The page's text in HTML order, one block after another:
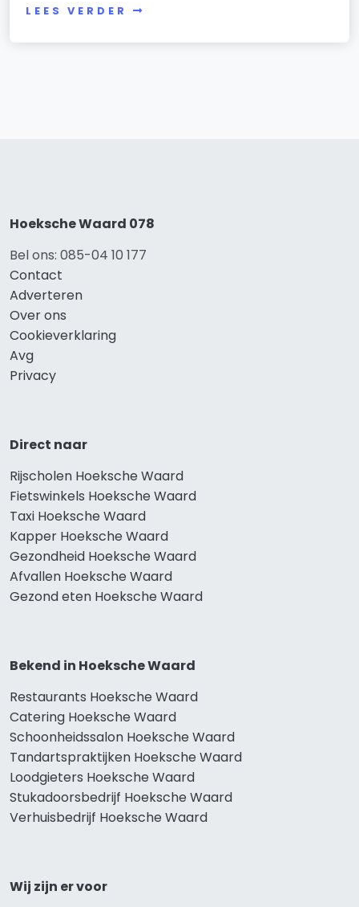
LEES VERDER
Hoeksche Waard 078
Bel ons: 085-04 10 177
Contact
Adverteren
Over ons
Cookieverklaring
Avg
Privacy
Direct naar
Rijscholen Hoeksche Waard
Fietswinkels Hoeksche Waard
Taxi Hoeksche Waard
Kapper Hoeksche Waard
Gezondheid Hoeksche Waard
Afvallen Hoeksche Waard
Gezond eten Hoeksche Waard
Bekend in Hoeksche Waard
Restaurants Hoeksche Waard
Catering Hoeksche Waard
Schoonheidssalon Hoeksche Waard
Tandartspraktijken Hoeksche Waard
Loodgieters Hoeksche Waard
Stukadoorsbedrijf Hoeksche Waard
Verhuisbedrijf Hoeksche Waard
Wij zijn er voor